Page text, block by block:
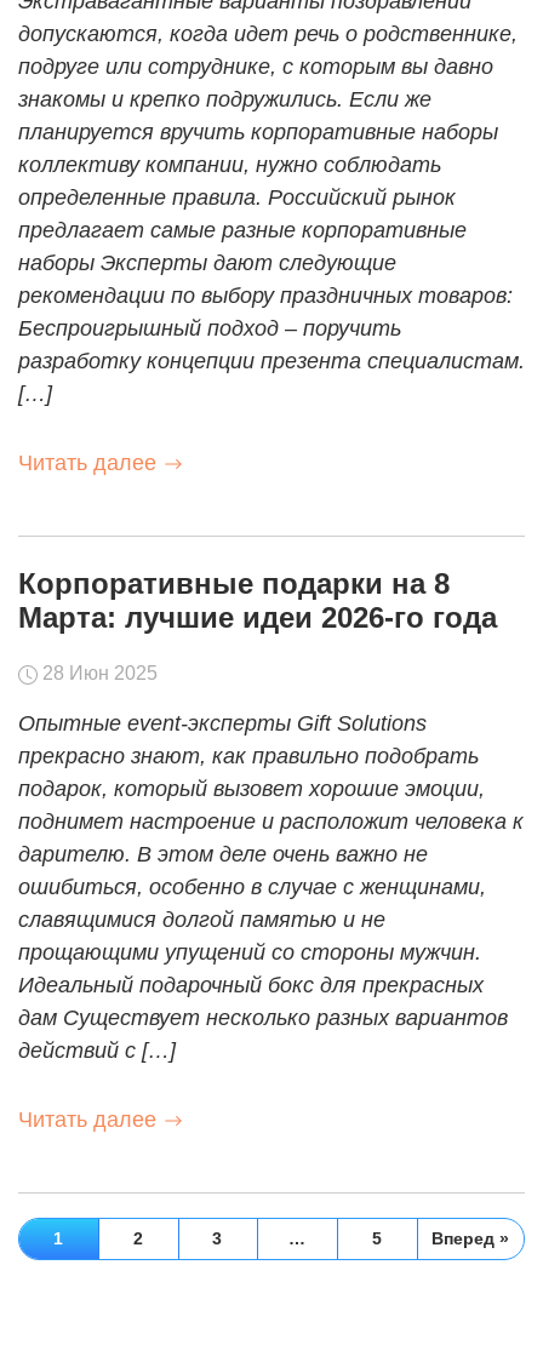
допускаются, когда идет речь о родственнике,
подруге или сотруднике, с которым вы давно
знакомы и крепко подружились. Если же
планируется вручить корпоративные наборы
коллективу компании, нужно соблюдать
определенные правила. Российский рынок
предлагает самые разные корпоративные
наборы Эксперты дают следующие
рекомендации по выбору праздничных товаров:
Беспроигрышный подход – поручить
разработку концепции презента специалистам.
[…]
Читать далее
Корпоративные подарки на 8
Марта: лучшие идеи 2026-го года
28 Июн 2025
Опытные event-эксперты Gift Solutions
прекрасно знают, как правильно подобрать
подарок, который вызовет хорошие эмоции,
поднимет настроение и расположит человека к
дарителю. В этом деле очень важно не
ошибиться, особенно в случае с женщинами,
славящимися долгой памятью и не
прощающими упущений со стороны мужчин.
Идеальный подарочный бокс для прекрасных
дам Существует несколько разных вариантов
действий с […]
Читать далее
1 2 3 … 5 Вперед »
Наши специалисты с радостью проконсультируют Вас по
Ваше имя:
Соглашаюсь на обработку персональных данных
Ознакомлен(а) сПолитикой конфиденциальности
Ваше имя:*
Телефон
Ваш e-mail:*
Отзыв:
Нажимая на кнопку «Отправить отзыв», вы соглашаетесь на
Ваша заявка принята, наши специалисты свяжутся с вами
ОК
Сайт содержит информацию, не рекомендованную для лиц,
Мне исполнилось 18 лет!